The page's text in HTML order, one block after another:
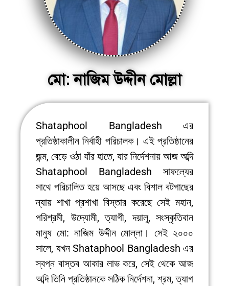
মো: নাজিম উদ্দীন মোল্লা
Shataphool Bangladesh এর
প্রতিষ্ঠাকালীন নির্বাহী পরিচালক। এই প্রতিষ্ঠানের
জন্ম, বেড়ে ওঠা যাঁর হাতে, যার নির্দেশনায় আজ অব্দি
Shataphool Bangladesh সাফল্যের
সাথে পরিচালিত হয়ে আসছে এবং বিশাল বটগাছের
ন্যায় শাখা প্রশাখা বিস্তার করেছে সেই মহান,
পরিশ্রমী, উদ্যোমী, ত্যাগী, দয়ালু, সংস্কৃতিবান
মানুষ মো: নাজিম উদ্দীন মোল্লা। সেই ২০০০
সালে, যখন Shataphool Bangladesh এর
স্বপ্ন বাস্তব আকার লাভ করে, সেই থেকে আজ
অব্দি তিনি প্রতিষ্ঠানকে সঠিক নির্দেশনা, শ্রম, ত্যাগ